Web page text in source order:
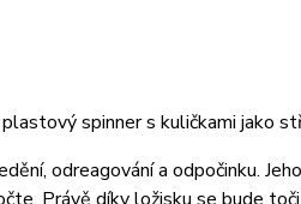
spinner s kuličkami jako
odreagování a odpočinku.